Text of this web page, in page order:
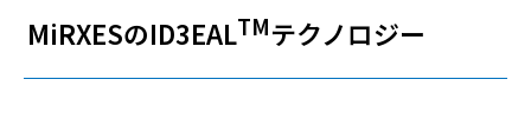
MiRXESのID3EALTMテクノロジー